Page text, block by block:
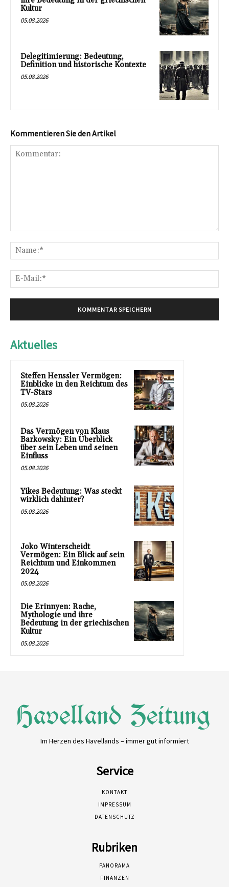
Kultur
05.08.2026
Delegitimierung: Bedeutung,
Definition und historische Kontexte
05.08.2026
Kommentieren Sie den Artikel
Aktuelles
Steffen Henssler Vermögen:
Einblicke in den Reichtum des
TV-Stars
05.08.2026
Das Vermögen von Klaus
Barkowsky: Ein Überblick
über sein Leben und seinen
Einfluss
05.08.2026
Yikes Bedeutung: Was steckt
wirklich dahinter?
05.08.2026
Joko Winterscheidt
Vermögen: Ein Blick auf sein
Reichtum und Einkommen
2024
05.08.2026
Die Erinnyen: Rache,
Mythologie und ihre
Bedeutung in der griechischen
Kultur
05.08.2026
Im Herzen des Havellands – immer gut informiert
Service
KONTAKT
IMPRESSUM
DATENSCHUTZ
Rubriken
PANORAMA
FINANZEN